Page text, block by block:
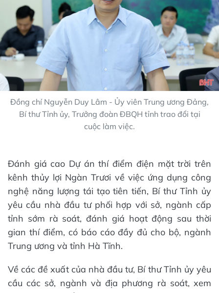
Đồng chí Nguyễn Duy Lâm - Ủy viên Trung ương Đảng,
Bí thư Tỉnh ủy, Trưởng đoàn ĐBQH tỉnh trao đổi tại
cuộc làm việc.
Đánh giá cao Dự án thí điểm điện mặt trời trên
kênh thủy lợi Ngàn Trươi về việc ứng dụng công
nghệ năng lượng tái tạo tiên tiến, Bí thư Tỉnh ủy
yêu cầu nhà đầu tư phối hợp với sở, ngành cấp
tỉnh sớm rà soát, đánh giá hoạt động sau thời
gian thí điểm, có báo cáo đầy đủ cho bộ, ngành
Trung ương và tỉnh Hà Tĩnh.
Về các đề xuất của nhà đầu tư, Bí thư Tỉnh ủy yêu
cầu các sở, ngành và địa phương rà soát, xem